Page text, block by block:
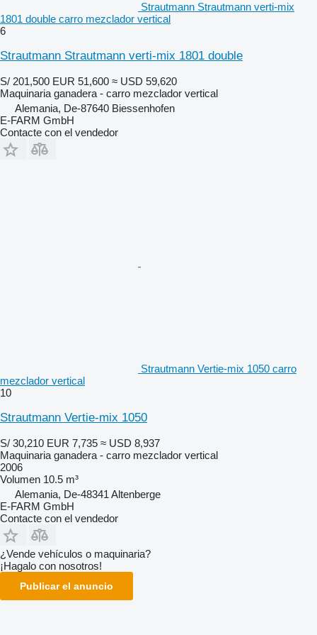
Strautmann Strautmann verti-mix
1801 double carro mezclador vertical
6
Strautmann Strautmann verti-mix 1801 double
S/ 201,500 EUR 51,600 ≈ USD 59,620
Maquinaria ganadera - carro mezclador vertical
Alemania, De-87640 Biessenhofen
E-FARM GmbH
Contacte con el vendedor
Strautmann Vertie-mix 1050 carro
mezclador vertical
10
Strautmann Vertie-mix 1050
S/ 30,210 EUR 7,735 ≈ USD 8,937
Maquinaria ganadera - carro mezclador vertical
2006
Volumen 10.5 m³
Alemania, De-48341 Altenberge
E-FARM GmbH
Contacte con el vendedor
¿Vende vehículos o maquinaria?
¡Hagalo con nosotros!
Publicar el anuncio